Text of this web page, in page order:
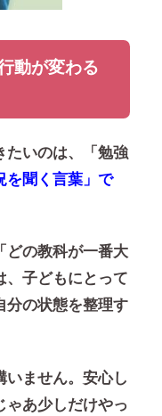
動が変わる
たいのは、「勉強
を聞く言葉」で
どの教科が一番大
、子どもにとって
分の状態を整理す
いません。安心し
ゃあ少しだけやっ